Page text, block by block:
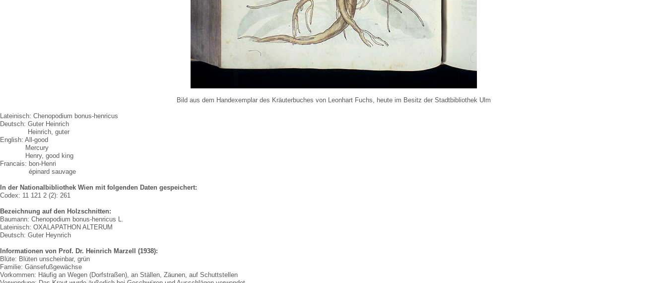
Bild aus dem Handexemplar des Kräuterbuches von Leonhart Fuchs, heute im Besitz der Stadtbibliothek Ulm
Lateinisch: Chenopodium bonus-henricus
Deutsch: Guter Heinrich
Heinrich, guter
English: All-good
Mercury
Henry, good king
Francais: bon-Henri
épinard sauvage
In der Nationalbibliothek Wien mit folgenden Daten gespeichert:
Codex: 11 121 2 (2): 261
Bezeichnung auf den Holzschnitten:
Baumann: Chenopodium bonus-henricus L.
Lateinisch: OXALAPATHON ALTERUM
Deutsch: Guter Heynrich
Informationen von Prof. Dr. Heinrich Marzell (1938):
Blüte: Blüten unscheinbar, grün
Familie: Gänsefußgewächse
Vorkommen: Häufig an Wegen (Dorfstraßen), an Ställen, Zäunen, auf Schuttstellen